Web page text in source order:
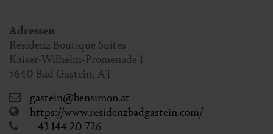
Adressen
Residenz Boutique Suites
Kaiser-Wilhelm-Promenade 1
5640 Bad Gastein, AT
gastein@bensimon.at
https://www.residenzbadgastein.com/
+43 144 20 726